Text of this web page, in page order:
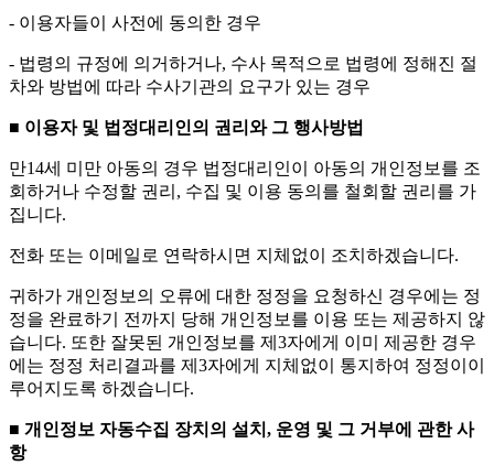
- 이용자들이 사전에 동의한 경우
- 법령의 규정에 의거하거나, 수사 목적으로 법령에 정해진 절
차와 방법에 따라 수사기관의 요구가 있는 경우
■ 이용자 및 법정대리인의 권리와 그 행사방법
만14세 미만 아동의 경우 법정대리인이 아동의 개인정보를 조
회하거나 수정할 권리, 수집 및 이용 동의를 철회할 권리를 가
집니다.
전화 또는 이메일로 연락하시면 지체없이 조치하겠습니다.
귀하가 개인정보의 오류에 대한 정정을 요청하신 경우에는 정
정을 완료하기 전까지 당해 개인정보를 이용 또는 제공하지 않
습니다. 또한 잘못된 개인정보를 제3자에게 이미 제공한 경우
에는 정정 처리결과를 제3자에게 지체없이 통지하여 정정이이
루어지도록 하겠습니다.
■ 개인정보 자동수집 장치의 설치, 운영 및 그 거부에 관한 사
항